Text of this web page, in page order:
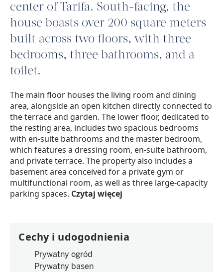
center of Tarifa. South-facing, the
house boasts over 200 square meters
built across two floors, with three
bedrooms, three bathrooms, and a
toilet.
The main floor houses the living room and dining
area, alongside an open kitchen directly connected to
the terrace and garden. The lower floor, dedicated to
the resting area, includes two spacious bedrooms
with en-suite bathrooms and the master bedroom,
which features a dressing room, en-suite bathroom,
and private terrace. The property also includes a
basement area conceived for a private gym or
multifunctional room, as well as three large-capacity
parking spaces. Czytaj więcej
Cechy i udogodnienia
Prywatny ogród
Prywatny basen